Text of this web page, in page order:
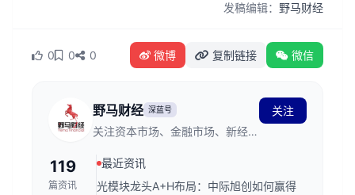
发稿编辑： 野马财经
0 0 0 微博 复制链接 微信
野马财经 深蓝号
关注资本市场、金融市场、新经济
关注
119
篇资讯
最近资讯
光模块龙头A+H布局：中际旭创如何赢得